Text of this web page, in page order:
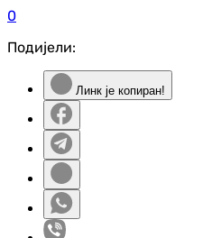
0
Подијели:
Линк је копиран!